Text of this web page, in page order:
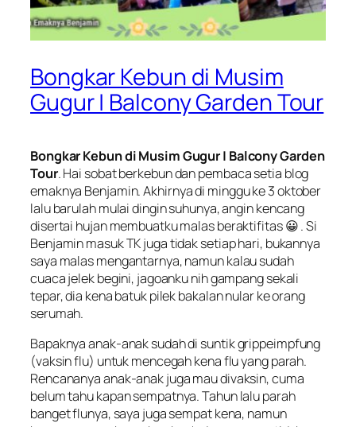
Bongkar Kebun di Musim
Gugur | Balcony Garden Tour
Bongkar Kebun di Musim Gugur | Balcony Garden
Tour. Hai sobat berkebun dan pembaca setia blog
emaknya Benjamin.Akhirnya di minggu ke 3 oktober
lalu barulah mulai dingin suhunya, angin kencang
disertai hujan membuatku malas beraktifitas 😀 . Si
Benjamin masuk TK juga tidak setiap hari, bukannya
saya malas mengantarnya, namun kalau sudah
cuaca jelek begini, jagoanku nih gampang sekali
tepar, dia kena batuk pilek bakalan nular ke orang
serumah.
Bapaknya anak-anak sudah di suntikgrippeimpfung
(vaksin flu) untuk mencegah kena flu yang parah.
Rencananya anak-anak juga mau divaksin, cuma
belum tahu kapan sempatnya. Tahun lalu parah
banget flunya, saya juga sempat kena, namun